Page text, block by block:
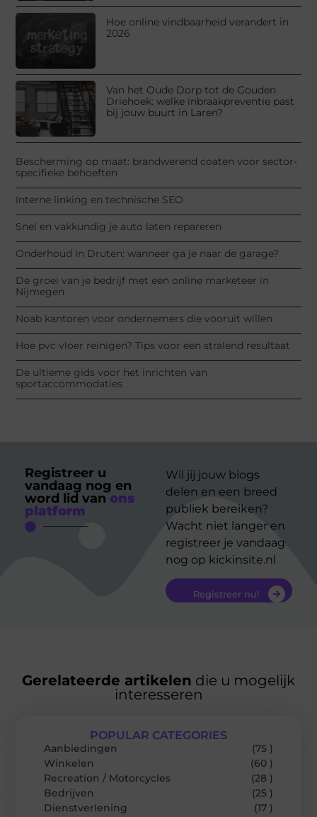
Hoe online vindbaarheid verandert in
2026
Van het Oude Dorp tot de Gouden
Driehoek: welke inbraakpreventie past
bij jouw buurt in Laren?
Bescherming op maat: brandwerend coaten voor sector-
specifieke behoeften
Interne linking en technische SEO
Snel en vakkundig je auto laten repareren
Onderhoud in Druten: wanneer ga je naar de garage?
De groei van je bedrijf met een online marketeer in
Nijmegen
Noab kantoren voor ondernemers die vooruit willen
Hoe pvc vloer reinigen? Tips voor een stralend resultaat
De ultieme gids voor het inrichten van
sportaccommodaties
Registreer u
vandaag nog en
word lid van ons
platform
Wil jij jouw blogs
delen en een breed
publiek bereiken?
Wacht niet langer en
registreer je vandaag
nog op kickinsite.nl
Registreer nu!
Gerelateerde artikelen die u mogelijk
interesseren
POPULAR CATEGORIES
Aanbiedingen
(75 )
Winkelen
(60 )
Recreation / Motorcycles
(28 )
Bedrijven
(25 )
Dienstverlening
(17 )